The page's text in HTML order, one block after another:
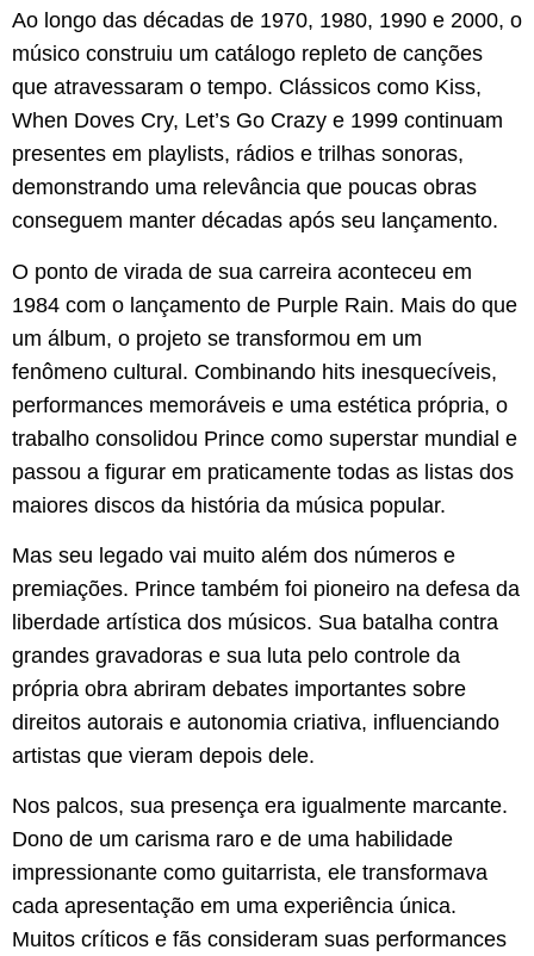
Ao longo das décadas de 1970, 1980, 1990 e 2000, o
músico construiu um catálogo repleto de canções
que atravessaram o tempo. Clássicos como Kiss,
When Doves Cry, Let’s Go Crazy e 1999 continuam
presentes em playlists, rádios e trilhas sonoras,
demonstrando uma relevância que poucas obras
conseguem manter décadas após seu lançamento.
O ponto de virada de sua carreira aconteceu em
1984 com o lançamento de Purple Rain. Mais do que
um álbum, o projeto se transformou em um
fenômeno cultural. Combinando hits inesquecíveis,
performances memoráveis e uma estética própria, o
trabalho consolidou Prince como superstar mundial e
passou a figurar em praticamente todas as listas dos
maiores discos da história da música popular.
Mas seu legado vai muito além dos números e
premiações. Prince também foi pioneiro na defesa da
liberdade artística dos músicos. Sua batalha contra
grandes gravadoras e sua luta pelo controle da
própria obra abriram debates importantes sobre
direitos autorais e autonomia criativa, influenciando
artistas que vieram depois dele.
Nos palcos, sua presença era igualmente marcante.
Dono de um carisma raro e de uma habilidade
impressionante como guitarrista, ele transformava
cada apresentação em uma experiência única.
Muitos críticos e fãs consideram suas performances